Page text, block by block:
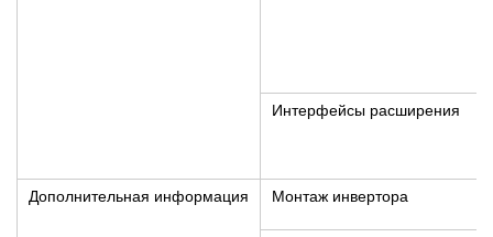
Интерфейсы расширения
Дополнительная информация Монтаж инвертора